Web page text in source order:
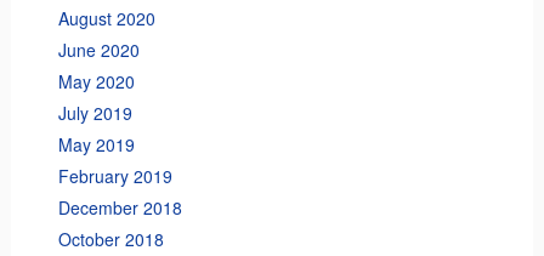
August 2020
June 2020
May 2020
July 2019
May 2019
February 2019
December 2018
October 2018